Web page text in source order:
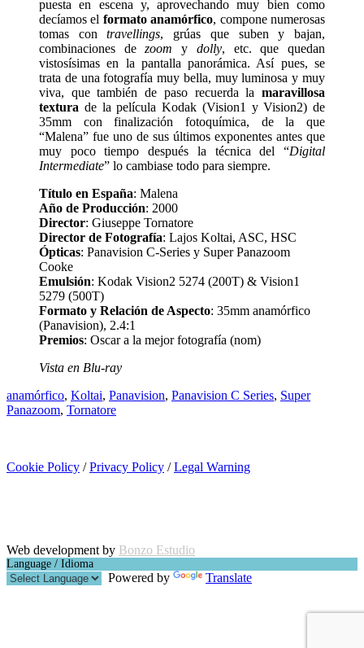
puesta en escena y, aprovechando muy bien como
decíamos el formato anamórfico, compone numerosas
tomas contravellings, grúas que suben y bajan,
combinaciones dezoom y dolly, etc. que quedan
vistosísimas en la pantalla panorámica. Así pues, se
trata de una fotografía muy bella, muy luminosa y muy
viva, que también de paso recuerda la maravillosa
textura de la película Kodak (Vision1 y Vision2) de
35mm con finalización fotoquímica, de la que
“Malena” fue uno de sus últimos exponentes antes que
muy poco tiempo después la técnica del “Digital
Intermediate” lo cambiase todo para siempre.
Título en España: Malena
Año de Producción: 2000
Director: Giuseppe Tornatore
Director de Fotografía: Lajos Koltai, ASC, HSC
Ópticas: Panavision C-Series y Super Panazoom
Cooke
Emulsión: Kodak Vision2 5274 (200T) & Vision1
5279 (500T)
Formato y Relación de Aspecto: 35mm anamórfico
(Panavision), 2.4:1
Premios: Oscar a la mejor fotografía (nom)
Vista en Blu-ray
anamórfico, Koltai, Panavision, Panavision C Series, Super
Panazoom, Tornatore
Cookie Policy /Privacy Policy /Legal Warning
Web development by Bonzo Estudio
Language / Idioma
Powered by Translate